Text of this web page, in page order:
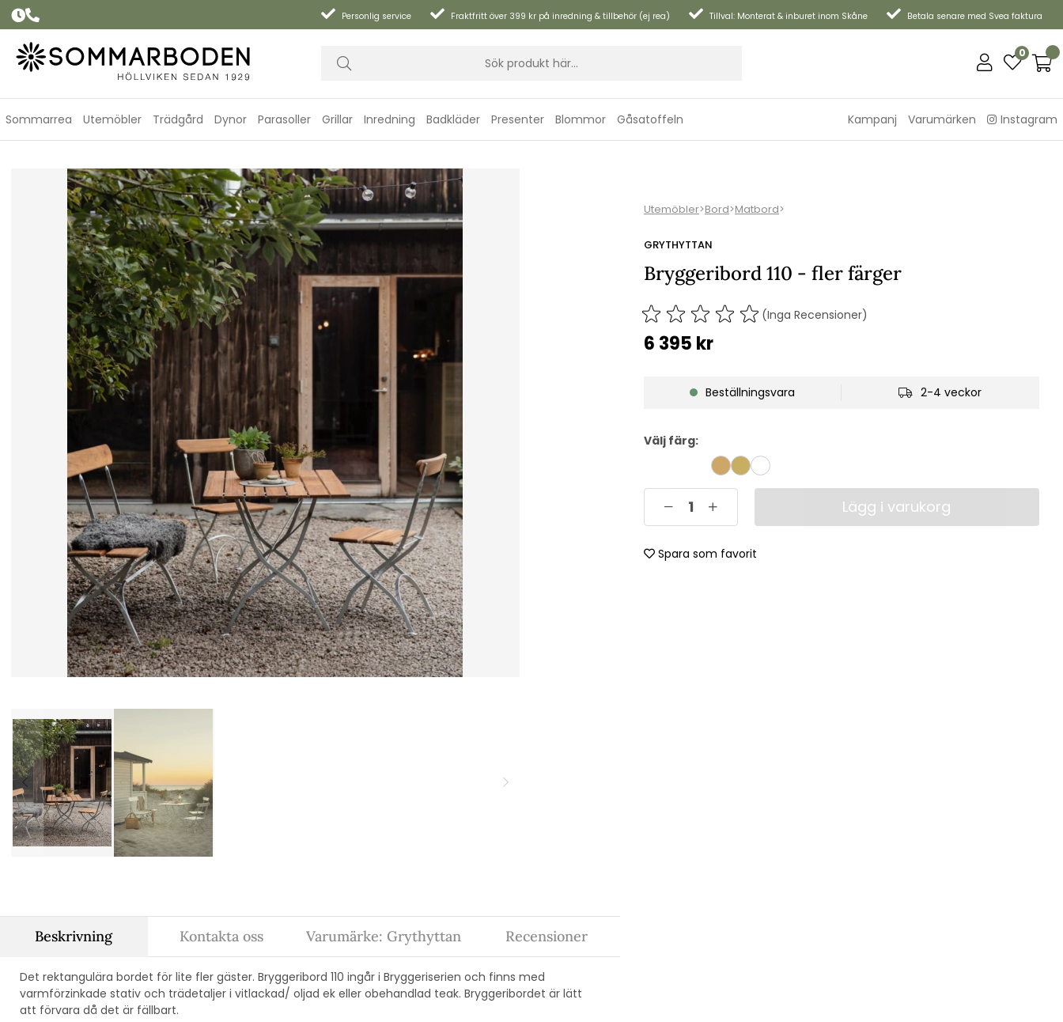
Personlig service Fraktfritt över 399 kr på inredning & tillbehör (ej rea) Tillval: Monterat & inburet inom Skåne Betala senare med Svea faktura
0
Sommarrea Utemöbler Trädgård Dynor Parasoller Grillar Inredning Badkläder Presenter Blommor Gåsatoffeln Kampanj Varumärken Instagram
Bryggeribord 110 - fler färger
Utemöbler>Bord>Matbord>
GRYTHYTTAN
Bryggeribord 110 - fler färger
(Inga Recensioner)
6 395 kr
Beställningsvara 2-4 veckor
Välj färg:
Lägg i varukorg
Spara som favorit
Beskrivning
Det rektangulära bordet för lite fler gäster. Bryggeribord 110 ingår i Bryggeriserien och finns med
varmförzinkade stativ och trädetaljer i vitlackad/ oljad ek eller obehandlad teak. Bryggeribordet är lätt
att förvara då det är fällbart.
Kontakta oss Varumärke: Grythyttan Recensioner